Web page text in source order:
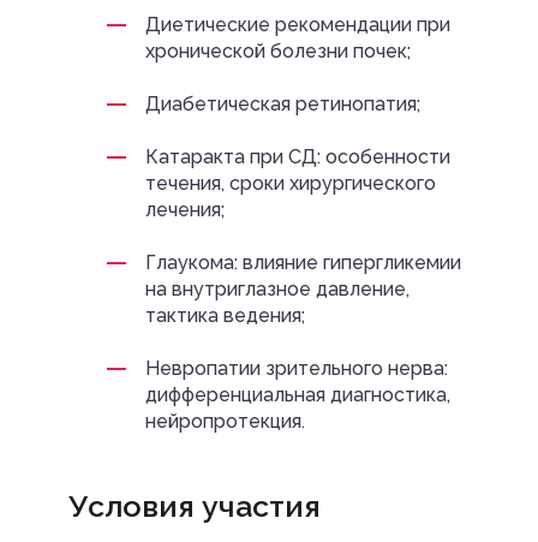
Диетические рекомендации при
хронической болезни почек;
Диабетическая ретинопатия;
Катаракта при СД: особенности
течения, сроки хирургического
лечения;
Глаукома: влияние гипергликемии
на внутриглазное давление,
тактика ведения;
Невропатии зрительного нерва:
дифференциальная диагностика,
нейропротекция.
Условия участия